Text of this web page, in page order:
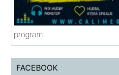
program
FACEBOOK